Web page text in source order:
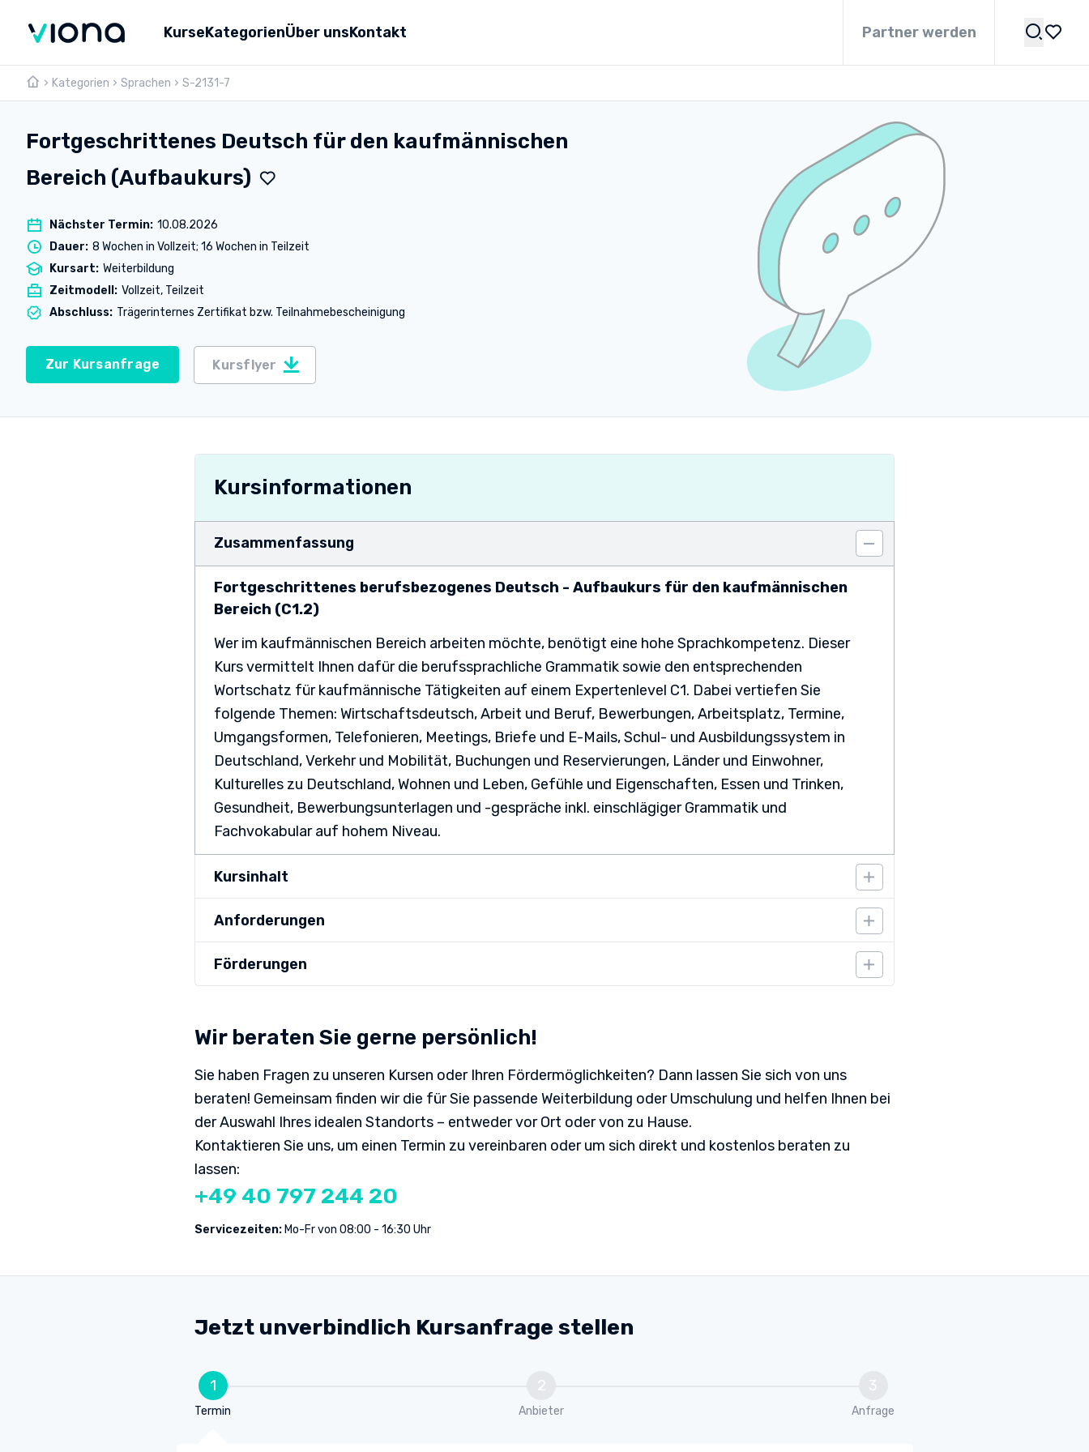
Kurse
Umschulungen
KategorienÜber unsKontakt Partner werden
Kategorien Sprachen S-2131-7
Fortgeschrittenes Deutsch für den kaufmännischen
Bereich (Aufbaukurs)
Nächster Termin: 10.08.2026
Dauer: 8 Wochen in Vollzeit; 16 Wochen in Teilzeit
Kursart: Weiterbildung
Zeitmodell : Vollzeit, Teilzeit
Abschluss: Trägerinternes Zertifikat bzw. Teilnahmebescheinigung
Zur Kursanfrage Kursflyer
Kursinformationen
Zusammenfassung
Fortgeschrittenes berufsbezogenes Deutsch - Aufbaukurs für den kaufmännischen
Bereich (C1.2)
Wer im kaufmännischen Bereich arbeiten möchte, benötigt eine hohe Sprachkompetenz. Dieser
Kurs vermittelt Ihnen dafür die berufssprachliche Grammatik sowie den entsprechenden
Wortschatz für kaufmännische Tätigkeiten auf einem Expertenlevel C1. Dabei vertiefen Sie
folgende Themen: Wirtschaftsdeutsch, Arbeit und Beruf, Bewerbungen, Arbeitsplatz, Termine,
Umgangsformen, Telefonieren, Meetings, Briefe und E-Mails, Schul- und Ausbildungssystem in
Deutschland, Verkehr und Mobilität, Buchungen und Reservierungen, Länder und Einwohner,
Kulturelles zu Deutschland, Wohnen und Leben, Gefühle und Eigenschaften, Essen und Trinken,
Gesundheit, Bewerbungsunterlagen und -gespräche inkl. einschlägiger Grammatik und
Fachvokabular auf hohem Niveau.
Kursinhalt
Vermittlung von fortgeschrittenem Wissen im kaufmännischen Bereich für den alltäglichen
Sprachgebrauch im Büro:
Vertiefung der mündlichen und schriftlichen Übungen im Berufssprachgebrauch
Anwendungsübungen
Ausbau der Hör- und Leseverständniskompetenz
Anforderungen
Teilnahmevoraussetzungen sind ein Sprachniveau von C1 gemäß GER oder anderweitig
nachgewiesene grundlegende Kenntnisse der deutschen Sprache sowie idealerweise eine
Regelungen erfolgen in Abstimmung mit dem Jobcenter / derArbeitsagentur oder der optierenden
Förderungen
Qualifizierungschancengesetz
Wir beraten Sie gerne persönlich!
Sie haben Fragen zu unseren Kursen oder Ihren Fördermöglichkeiten? Dann lassen Sie sich von uns
beraten! Gemeinsam finden wir die für Sie passende Weiterbildung oder Umschulung und helfen Ihnen bei
der Auswahl Ihres idealen Standorts – entweder vor Ort oder von zu Hause.
Kontaktieren Sie uns, um einen Termin zu vereinbaren oder um sich direkt und kostenlos beraten zu
lassen:
+49 40 797 244 20
Servicezeiten: Mo-Fr von 08:00 - 16:30 Uhr
Jetzt unverbindlich Kursanfrage stellen
1
Termin
2
Anbieter
3
Anfrage